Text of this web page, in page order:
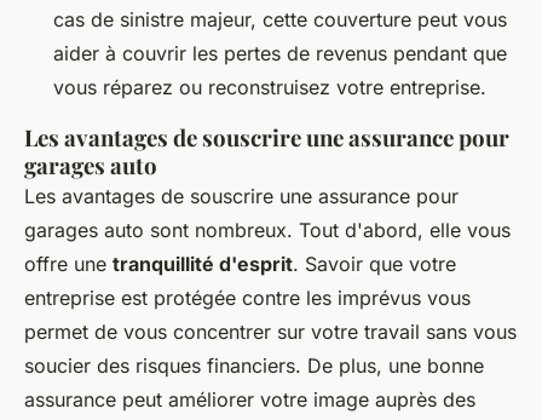
cas de sinistre majeur, cette couverture peut vous
aider à couvrir les pertes de revenus pendant que
vous réparez ou reconstruisez votre entreprise.
Les avantages de souscrire une assurance pour
garages auto
Les avantages de souscrire une assurance pour
garages auto sont nombreux. Tout d'abord, elle vous
offre une tranquillité d'esprit. Savoir que votre
entreprise est protégée contre les imprévus vous
permet de vous concentrer sur votre travail sans vous
soucier des risques financiers. De plus, une bonne
assurance peut améliorer votre image auprès des